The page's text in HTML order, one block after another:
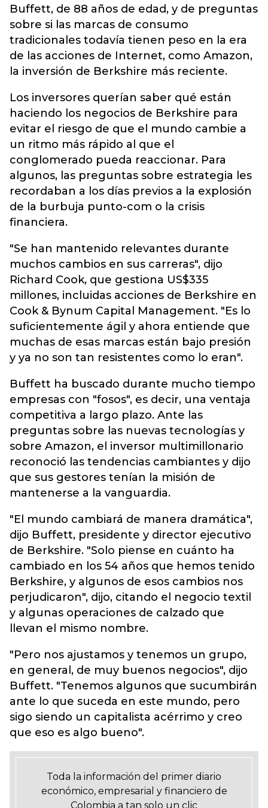
Buffett, de 88 años de edad, y de preguntas
sobre si las marcas de consumo
tradicionales todavía tienen peso en la era
de las acciones de Internet, como Amazon,
la inversión de Berkshire más reciente.
Los inversores querían saber qué están
haciendo los negocios de Berkshire para
evitar el riesgo de que el mundo cambie a
un ritmo más rápido al que el
conglomerado pueda reaccionar. Para
algunos, las preguntas sobre estrategia les
recordaban a los días previos a la explosión
de la burbuja punto-com o la crisis
financiera.
"Se han mantenido relevantes durante
muchos cambios en sus carreras", dijo
Richard Cook, que gestiona US$335
millones, incluidas acciones de Berkshire en
Cook & Bynum Capital Management. "Es lo
suficientemente ágil y ahora entiende que
muchas de esas marcas están bajo presión
y ya no son tan resistentes como lo eran".
Buffett ha buscado durante mucho tiempo
empresas con "fosos", es decir, una ventaja
competitiva a largo plazo. Ante las
preguntas sobre las nuevas tecnologías y
sobre Amazon, el inversor multimillonario
reconoció las tendencias cambiantes y dijo
que sus gestores tenían la misión de
mantenerse a la vanguardia.
"El mundo cambiará de manera dramática",
dijo Buffett, presidente y director ejecutivo
de Berkshire. "Solo piense en cuánto ha
cambiado en los 54 años que hemos tenido
Berkshire, y algunos de esos cambios nos
perjudicaron", dijo, citando el negocio textil
y algunas operaciones de calzado que
llevan el mismo nombre.
"Pero nos ajustamos y tenemos un grupo,
en general, de muy buenos negocios", dijo
Buffett. "Tenemos algunos que sucumbirán
ante lo que suceda en este mundo, pero
sigo siendo un capitalista acérrimo y creo
que eso es algo bueno".
Toda la información del primer diario
económico, empresarial y financiero de
Colombia a tan solo un clic